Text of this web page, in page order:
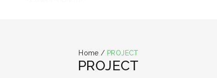
Home/ PROJECT
PROJECT